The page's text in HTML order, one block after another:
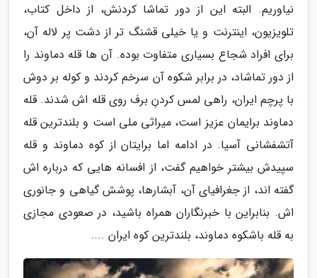
نیاوریم. البته این از دور تماشا کردنش، از داخل کتاب،
تلویزیون، اینترنت و یا خیلی قشنگ تر از دشت پر لاله آن،
برای افراد شجاع بسیاری متفاوت بوده. آن ها قله دماوند را
از دور تماشاد، در برابر شکوه آن سرخم کردند و کوله بر دوش
با پرچم ایران، راهی لمس کردنِ برف روی قله اش شدند. قله
دماوند برایمان عزیز است، میراثی ملی است و بلندترین قله
آتشفشانی آسیا. در ادامه اما برایتان از کوه دماوند و قله
سپیدش بیشتر خواهیم گفت، از افسانه هایی که درباره اش
گفته اند، از جغرافیای آن، آبشارها، پوشش گیاهی و جانوری
اش. بنابراین با خبرنگاران همراه باشید، در صعودی مجازی
به قله باشکوه دماوند، بلندترین کوه ایران ....